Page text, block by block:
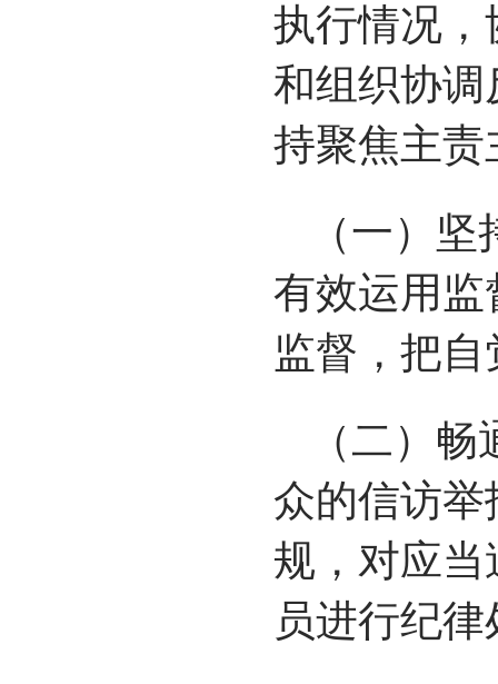
执行情况
和组织协
持聚焦主
（一）
有效运用监
监督，把
（二）
众的信访
规，对应
员进行纪